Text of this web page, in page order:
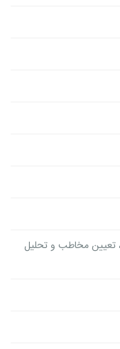
تعیین مخاطب و تحلیل